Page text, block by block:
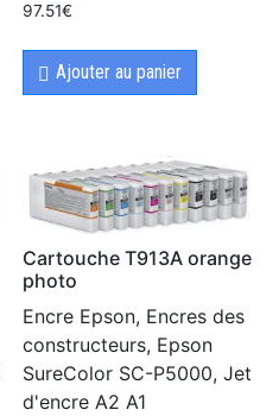
97.51€
Ajouter au panier
Cartouche T913A orange
photo
Encre Epson, Encres des
constructeurs, Epson
SureColor SC-P5000, Jet
d'encre A2 A1